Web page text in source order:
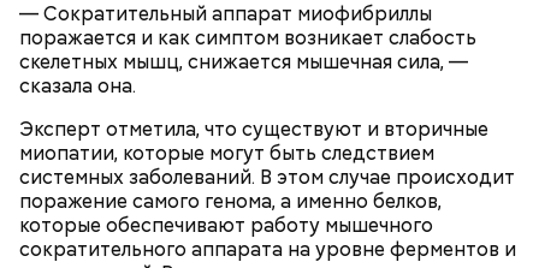
— Сократительный аппарат миофибриллы
поражается и как симптом возникает слабость
скелетных мышц, снижается мышечная сила, —
сказала она.
Эксперт отметила, что существуют и вторичные
миопатии, которые могут быть следствием
системных заболеваний. В этом случае происходит
поражение самого генома, а именно белков,
которые обеспечивают работу мышечного
сократительного аппарата на уровне ферментов и
— Курица сначала обжаривается с небольшим
количеством масла и лука на сковороде. Затем ее
нужно отправить в глубокий противень. Сверху
кладем кабачки, нарезанные крупным кубиком, —
порекомендовал собеседник «ВМ».
дыню с вмятиной или перележавшую в магазине
долгое время: